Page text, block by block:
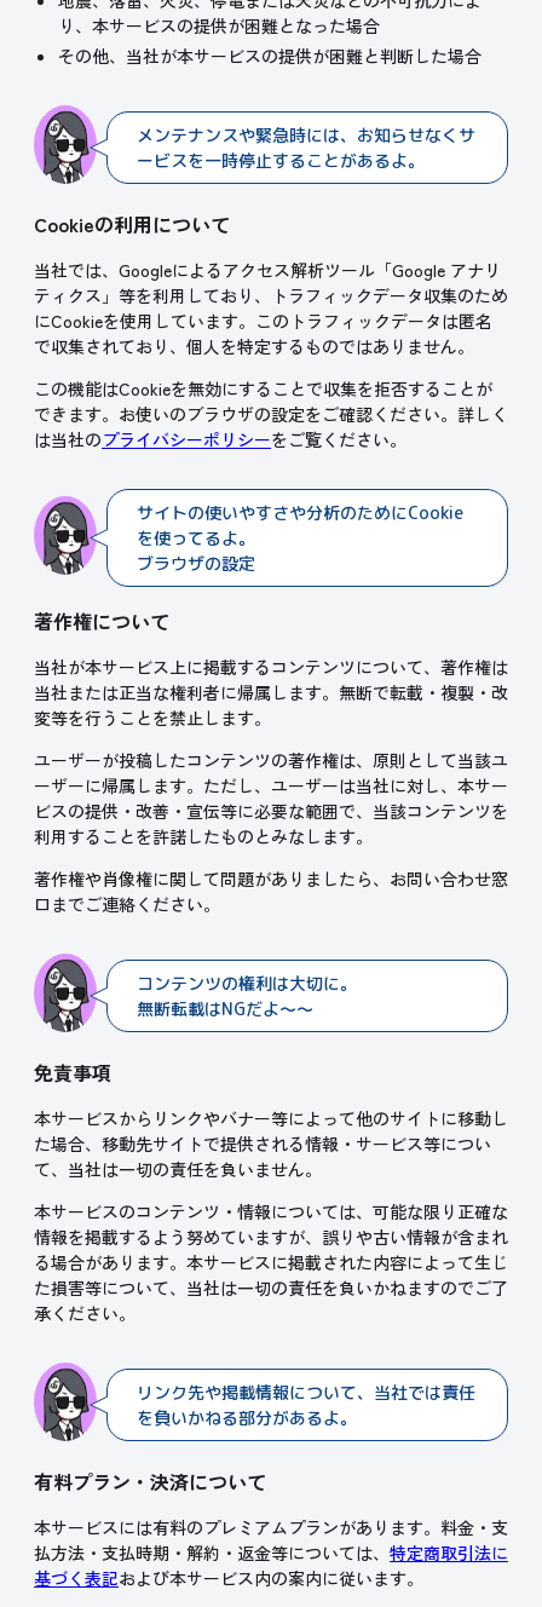
り、本サービスの提供が困難となった場合
その他、当社が本サービスの提供が困難と判断した場合
メンテナンスや緊急時には、お知らせなくサ
ービスを一時停止することがあるよ。
Cookieの利用について
当社では、Googleによるアクセス解析ツール「Google アナリ
ティクス」等を利用しており、トラフィックデータ収集のため
にCookieを使用しています。このトラフィックデータは匿名
で収集されており、個人を特定するものではありません。
この機能はCookieを無効にすることで収集を拒否することが
できます。お使いのブラウザの設定をご確認ください。詳しく
は当社のプライバシーポリシーをご覧ください。
サイトの使いやすさや分析のためにCookie
を使ってるよ。
ブラウザの設定でオフにもでき
著作権について
当社が本サービス上に掲載するコンテンツについて、著作権は
当社または正当な権利者に帰属します。無断で転載・複製・改
変等を行うことを禁止します。
ユーザーが投稿したコンテンツの著作権は、原則として当該ユ
ーザーに帰属します。ただし、ユーザーは当社に対し、本サー
ビスの提供・改善・宣伝等に必要な範囲で、当該コンテンツを
利用することを許諾したものとみなします。
著作権や肖像権に関して問題がありましたら、お問い合わせ窓
口までご連絡ください。
コンテンツの権利は大切に。
無断転載はNGだよ～～
免責事項
本サービスからリンクやバナー等によって他のサイトに移動し
た場合、移動先サイトで提供される情報・サービス等につい
て、当社は一切の責任を負いません。
本サービスのコンテンツ・情報については、可能な限り正確な
情報を掲載するよう努めていますが、誤りや古い情報が含まれ
る場合があります。本サービスに掲載された内容によって生じ
た損害等について、当社は一切の責任を負いかねますのでご了
承ください。
リンク先や掲載情報について、当社では責任
を負いかねる部分があるよ。
有料プラン・決済について
本サービスには有料のプレミアムプランがあります。料金・支
払方法・支払時期・解約・返金等については、 特定商取引法に
基づく表記および本サービス内の案内に従います。